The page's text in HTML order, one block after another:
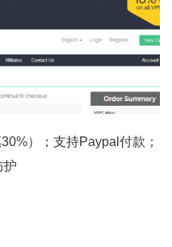
）；支持Paypal付款；
护